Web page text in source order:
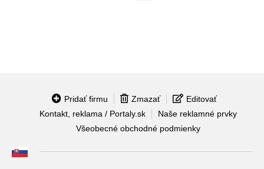
Pridať firmu Zmazať
Editovať
Kontakt, reklama / Portaly.sk
Naše reklamné prvky
Všeobecné obchodné podmienky